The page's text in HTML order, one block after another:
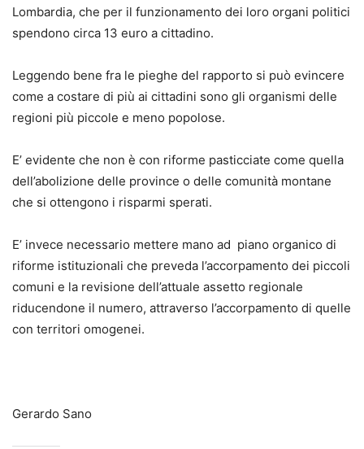
Lombardia, che per il funzionamento dei loro organi politici
spendono circa 13 euro a cittadino.
Leggendo bene fra le pieghe del rapporto si può evincere
come a costare di più ai cittadini sono gli organismi delle
regioni più piccole e meno popolose.
E’ evidente che non è con riforme pasticciate come quella
dell’abolizione delle province o delle comunità montane
che si ottengono i risparmi sperati.
E’ invece necessario mettere mano ad piano organico di
riforme istituzionali che preveda l’accorpamento dei piccoli
comuni e la revisione dell’attuale assetto regionale
riducendone il numero, attraverso l’accorpamento di quelle
con territori omogenei.
Gerardo Sano